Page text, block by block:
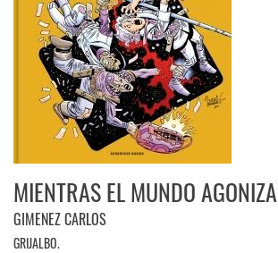
MIENTRAS EL MUNDO AGONIZA
GIMENEZ CARLOS
GRIJALBO.